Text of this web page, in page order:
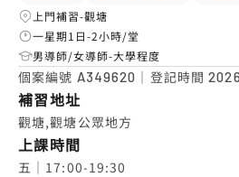
上門補習-觀塘
一星期1日-2小時/堂
男導師/女導師-大學程度
個案編號 A349620 ｜登記時間
補習地址
觀塘,觀塘公眾地方
上課時間
五｜17:00-19:30